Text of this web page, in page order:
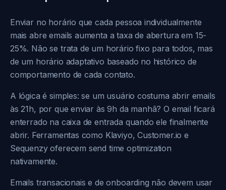
Enviar no horário que cada pessoa individualmente
mais abre emails aumenta a taxa de abertura em 15-
25%. Não se trata de um horário fixo para todos, mas
de um horário adaptativo baseado no histórico de
comportamento de cada contato.
A lógica é simples: se um usuário costuma abrir emails
às 21h, por que enviar às 9h da manhã? O email ficará
enterrado na caixa de entrada quando ele finalmente
abrir. Ferramentas como Klaviyo, Customer.io e
Sequenzy oferecem send time optimization
nativamente.
Emails transacionais e de onboarding não devem usar